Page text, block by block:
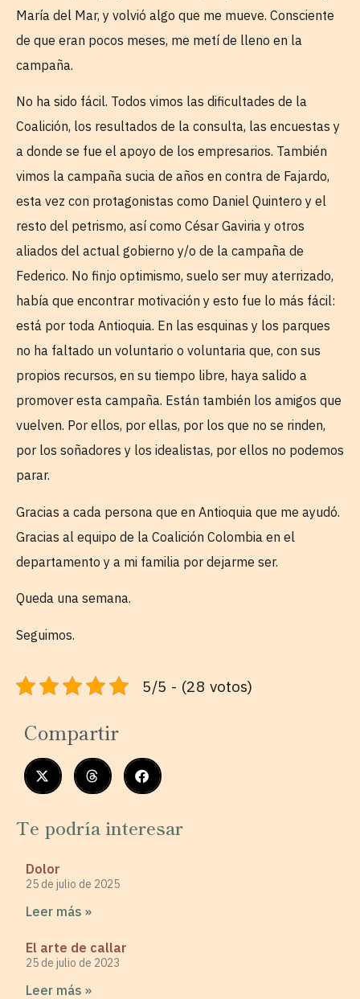
María del Mar, y volvió algo que me mueve. Consciente
de que eran pocos meses, me metí de lleno en la
campaña.
No ha sido fácil. Todos vimos las dificultades de la
Coalición, los resultados de la consulta, las encuestas y
a donde se fue el apoyo de los empresarios. También
vimos la campaña sucia de años en contra de Fajardo,
esta vez con protagonistas como Daniel Quintero y el
resto del petrismo, así como César Gaviria y otros
aliados del actual gobierno y/o de la campaña de
Federico. No finjo optimismo, suelo ser muy aterrizado,
había que encontrar motivación y esto fue lo más fácil:
está por toda Antioquia. En las esquinas y los parques
no ha faltado un voluntario o voluntaria que, con sus
propios recursos, en su tiempo libre, haya salido a
promover esta campaña. Están también los amigos que
vuelven. Por ellos, por ellas, por los que no se rinden,
por los soñadores y los idealistas, por ellos no podemos
parar.
Gracias a cada persona que en Antioquia que me ayudó.
Gracias al equipo de la Coalición Colombia en el
departamento y a mi familia por dejarme ser.
Queda una semana.
Seguimos.
5/5 - (28 votos)
Compartir
Te podría interesar
Dolor
25 de julio de 2025
Leer más »
El arte de callar
25 de julio de 2023
Leer más »